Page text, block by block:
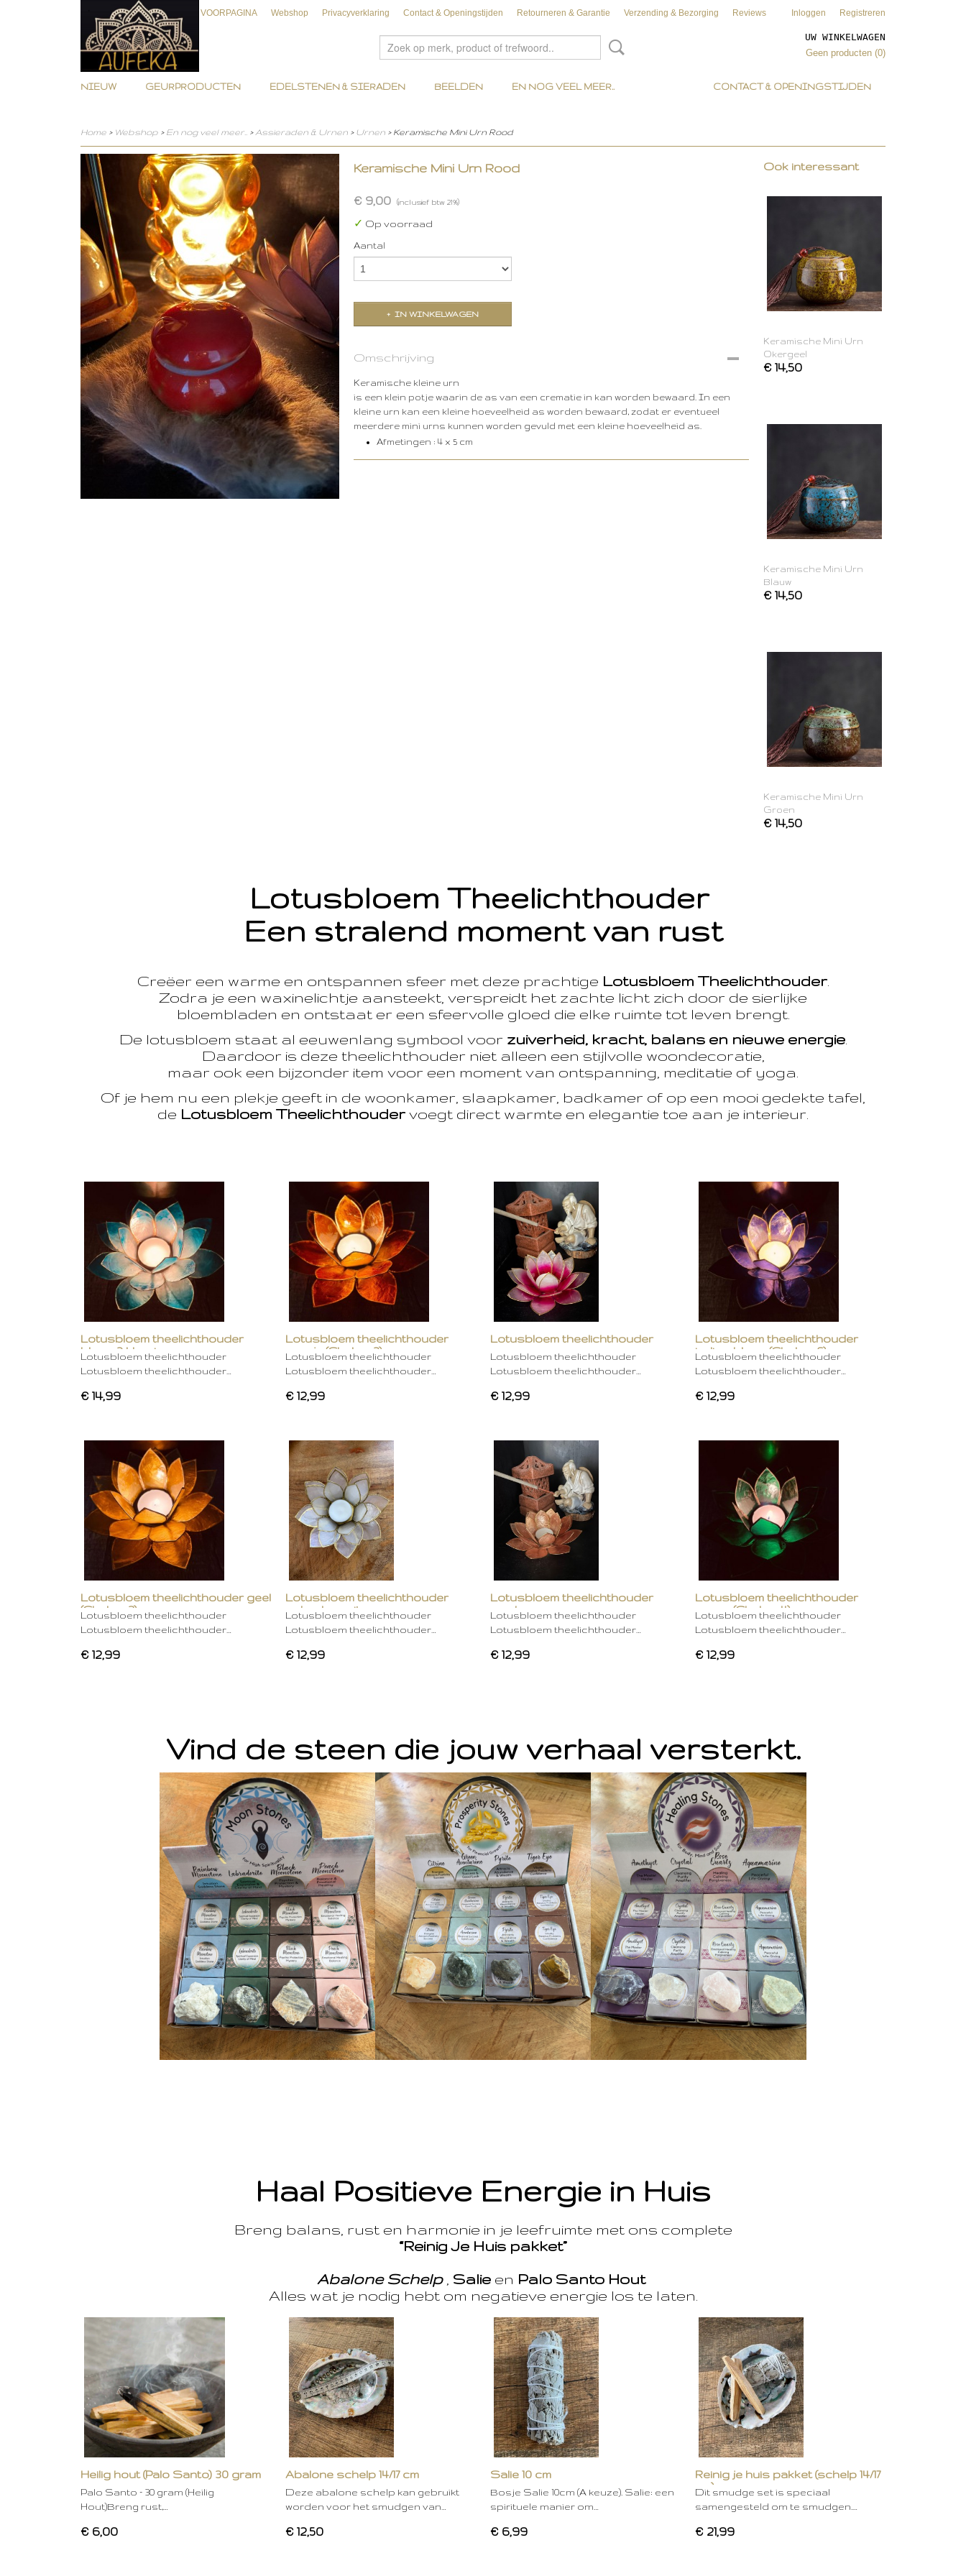
VOORPAGINA Webshop Privacyverklaring Contact & Openingstijden Retourneren & Garantie Verzending & Bezorging Reviews Inloggen Registreren
UW WINKELWAGEN
Geen producten (0)
CONTACT & OPENINGSTIJDEN
NIEUW GEURPRODUCTEN EDELSTENEN & SIERADEN BEELDEN EN NOG VEEL MEER..
Home > Webshop > En nog veel meer.. > Assieraden & Urnen > Urnen > Keramische Mini Urn Rood
Keramische Mini Urn Rood
€ 9,00 (inclusief btw 21%)
✓ Op voorraad
Aantal
IN WINKELWAGEN
Omschrijving
Keramische kleine urn
is een klein potje waarin de as van een crematie in kan worden bewaard. In een
kleine urn kan een kleine hoeveelheid as worden bewaard, zodat er eventueel
meerdere mini urns kunnen worden gevuld met een kleine hoeveelheid as.
Afmetingen : 4 x 5 cm
Ook interessant
Keramische Mini Urn
Okergeel
€ 14,50
Keramische Mini Urn
Blauw
€ 14,50
Keramische Mini Urn
Groen
€ 14,50
Lotusbloem Theelichthouder
Een stralend moment van rust
Creëer een warme en ontspannen sfeer met deze prachtige Lotusbloem Theelichthouder.
Zodra je een waxinelichtje aansteekt, verspreidt het zachte licht zich door de sierlijke
bloembladen en ontstaat er een sfeervolle gloed die elke ruimte tot leven brengt.
De lotusbloem staat al eeuwenlang symbool voor zuiverheid, kracht, balans en nieuwe energie.
Daardoor is deze theelichthouder niet alleen een stijlvolle woondecoratie,
maar ook een bijzonder item voor een moment van ontspanning, meditatie of yoga.
Of je hem nu een plekje geeft in de woonkamer, slaapkamer, badkamer of op een mooi gedekte tafel,
de Lotusbloem Theelichthouder voegt direct warmte en elegantie toe aan je interieur.
Lotusbloem theelichthouder
blauw 2 kleurig
Lotusbloem theelichthouder
Lotusbloem theelichthouder…
€ 14,99
Lotusbloem theelichthouder
oranje (Chakra 2)
Lotusbloem theelichthouder
Lotusbloem theelichthouder…
€ 12,99
Lotusbloem theelichthouder
rose
Lotusbloem theelichthouder
Lotusbloem theelichthouder…
€ 12,99
Lotusbloem theelichthouder
indigo blauw (Chakra 6)
Lotusbloem theelichthouder
Lotusbloem theelichthouder…
€ 12,99
Lotusbloem theelichthouder geel
(Chakra 3)
Lotusbloem theelichthouder
Lotusbloem theelichthouder…
€ 12,99
Lotusbloem theelichthouder
gebroken wit
Lotusbloem theelichthouder
Lotusbloem theelichthouder…
€ 12,99
Lotusbloem theelichthouder
mocha
Lotusbloem theelichthouder
Lotusbloem theelichthouder…
€ 12,99
Lotusbloem theelichthouder
groen (Chakra 4)
Lotusbloem theelichthouder
Lotusbloem theelichthouder…
€ 12,99
Vind de steen die jouw verhaal versterkt.
Haal Positieve Energie in Huis
Breng balans, rust en harmonie in je leefruimte met ons complete
“Reinig Je Huis pakket”
Abalone Schelp, Salie en Palo Santo Hout
Alles wat je nodig hebt om negatieve energie los te laten.
Heilig hout (Palo Santo) 30 gram
Palo Santo – 30 gram (Heilig
Hout)Breng rust,…
€ 6,00
Abalone schelp 14/17 cm
Deze abalone schelp kan gebruikt
worden voor het smudgen van…
€ 12,50
Salie 10 cm
Bosje Salie 10cm (A keuze). Salie: een
spirituele manier om…
€ 6,99
Reinig je huis pakket (schelp 14/17
cm)
Dit smudge set is speciaal
samengesteld om te smudgen.…
€ 21,99